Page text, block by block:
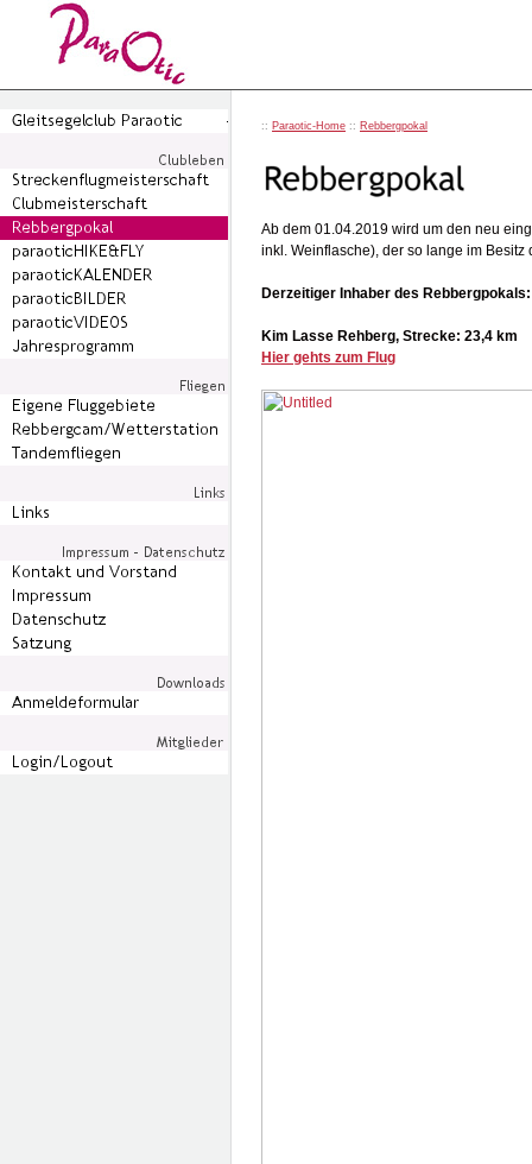
:: Paraotic-Home :: Rebbergpokal
Ab dem 01.04.2019 wird um den neu
inkl. Weinflasche), der so lange im
Derzeitiger Inhaber des Rebbergpokals:
Kim Lasse Rehberg, Strecke: 23,4 km
Hier gehts zum Flug